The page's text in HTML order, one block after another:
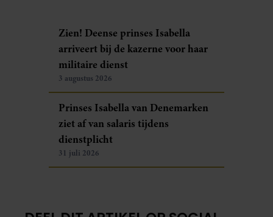
Zien! Deense prinses Isabella
arriveert bij de kazerne voor haar
militaire dienst
3 augustus 2026
Prinses Isabella van Denemarken
ziet af van salaris tijdens
dienstplicht
31 juli 2026